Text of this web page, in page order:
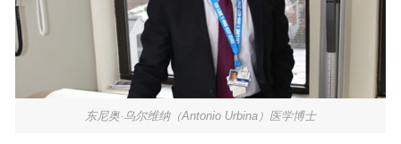
东尼奥·乌尔维纳（Antonio Urbina）医学博士